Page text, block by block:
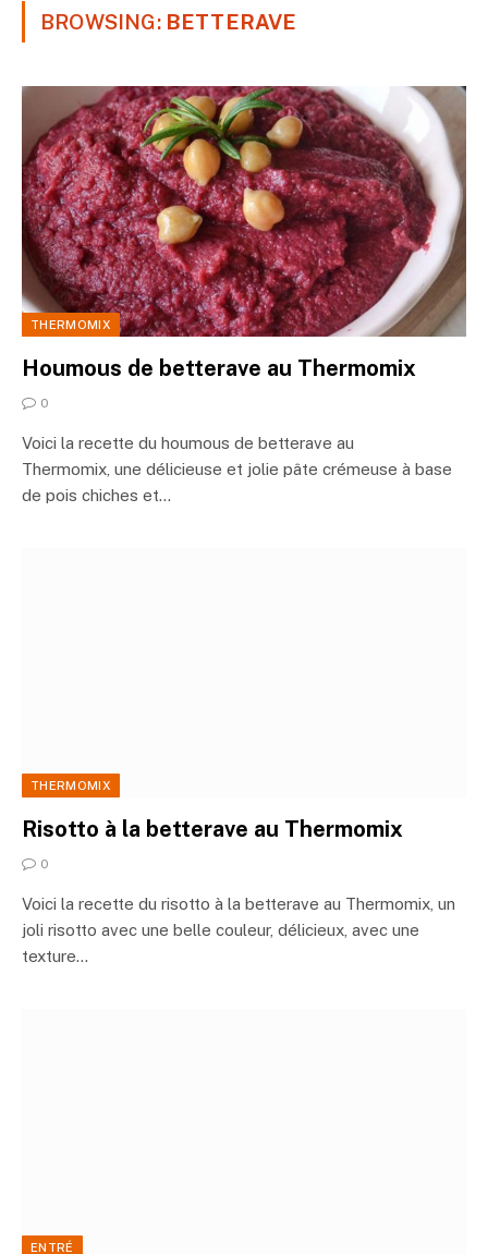
BROWSING: BETTERAVE
THERMOMIX
Houmous de betterave au Thermomix
0
Voici la recette du houmous de betterave au
Thermomix, une délicieuse et jolie pâte crémeuse à base
de pois chiches et…
THERMOMIX
Risotto à la betterave au Thermomix
0
Voici la recette du risotto à la betterave au Thermomix, un
joli risotto avec une belle couleur, délicieux, avec une
texture…
ENTRÉ